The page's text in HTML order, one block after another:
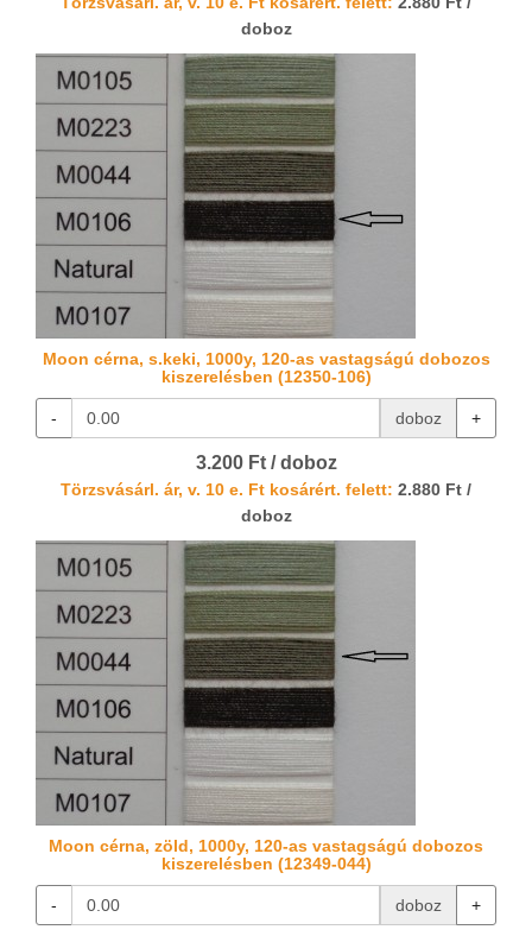
doboz
Moon cérna, s.keki, 1000y, 120-as vastagságú dobozos
kiszerelésben (12350-106)
- doboz +
3.200 Ft / doboz
Törzsvásárl. ár, v. 10 e. Ft kosárért. felett: 2.880 Ft /
doboz
Moon cérna, zöld, 1000y, 120-as vastagságú dobozos
kiszerelésben (12349-044)
- doboz +